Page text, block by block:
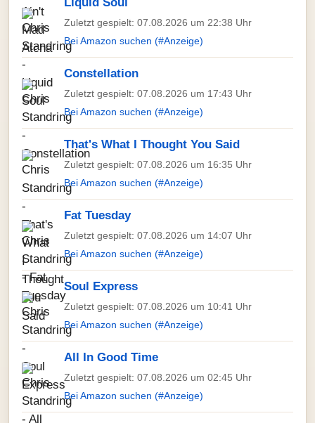
Zuletzt gespielt: 07.08.2026 um 22:38 Uhr
Bei Amazon suchen (#Anzeige)
Constellation
Zuletzt gespielt: 07.08.2026 um 17:43 Uhr
Bei Amazon suchen (#Anzeige)
That's What I Thought You Said
Zuletzt gespielt: 07.08.2026 um 16:35 Uhr
Bei Amazon suchen (#Anzeige)
Fat Tuesday
Zuletzt gespielt: 07.08.2026 um 14:07 Uhr
Bei Amazon suchen (#Anzeige)
Soul Express
Zuletzt gespielt: 07.08.2026 um 10:41 Uhr
Bei Amazon suchen (#Anzeige)
All In Good Time
Zuletzt gespielt: 07.08.2026 um 02:45 Uhr
Bei Amazon suchen (#Anzeige)